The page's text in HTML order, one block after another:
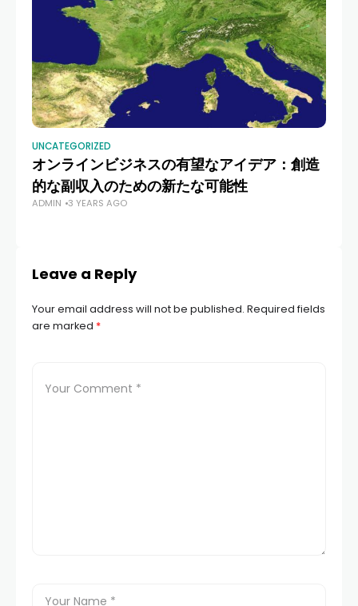
UNCATEGORIZED
オンラインビジネスの有望なアイデア：創造
的な副収入のための新たな可能性
ADMIN 3 YEARS AGO
Leave a Reply
Your email address will not be published. Required fields
are marked *